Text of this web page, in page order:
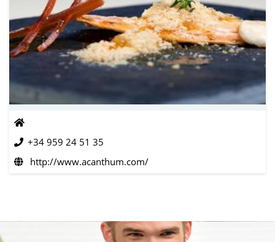
+34 959 24 51 35
http://www.acanthum.com/